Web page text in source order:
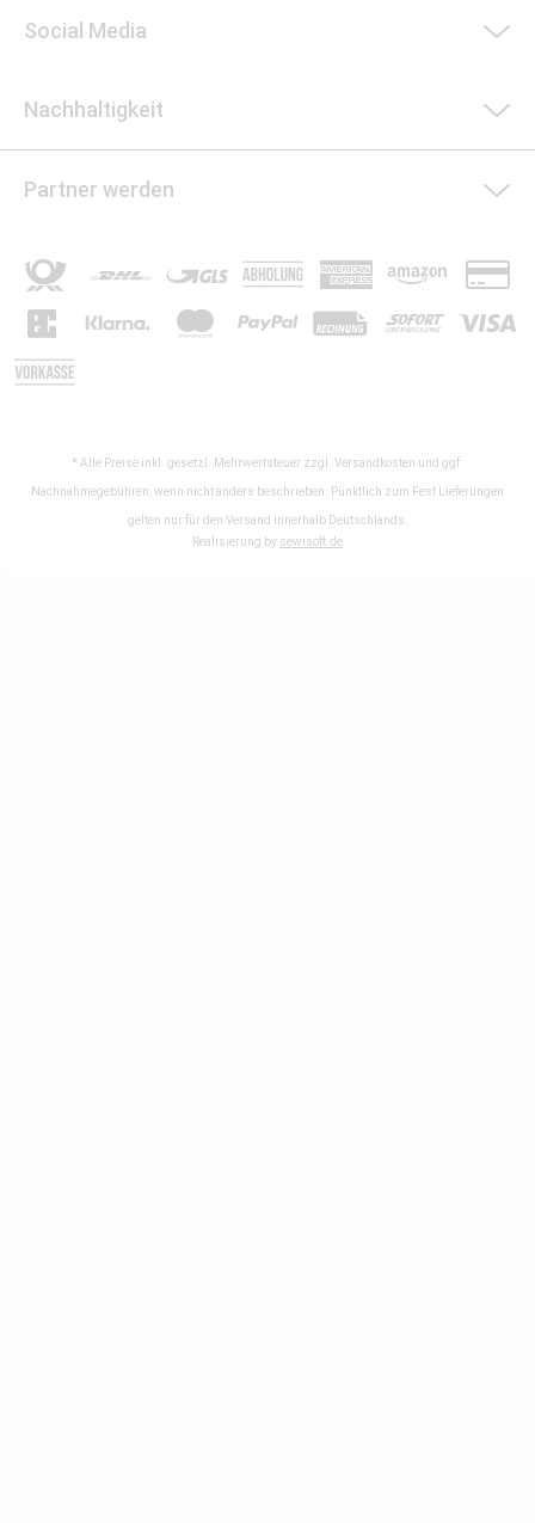
Social Media
Nachhaltigkeit
Partner werden
* Alle Preise inkl. gesetzl. Mehrwertsteuer zzgl. Versandkosten und ggf.
Nachnahmegebühren, wenn nicht anders beschrieben. Pünktlich zum Fest Lieferungen
gelten nur für den Versand innerhalb Deutschlands.
Realisierung by sewisoft.de